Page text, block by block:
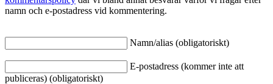
namn och e-postadress vid kommentering.
Namn/alias (obligatoriskt)
E-postadress (kommer inte att
publiceras) (obligatoriskt)